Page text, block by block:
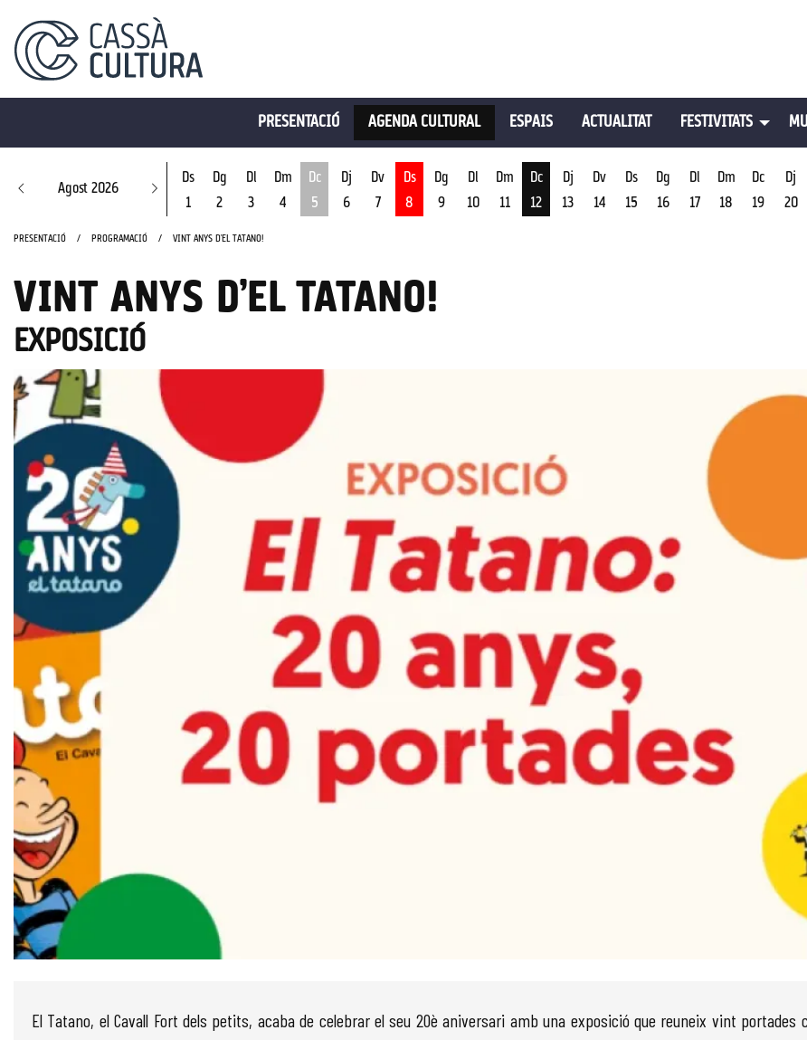
PRESENTACIÓ AGENDA CULTURAL ESPAIS ACTUALITAT FESTIVITATS
Agost 2026
Ds
1
Dg
2
Dl
3
Dm
4
Dc
5
Dj
6
Dv
7
Ds
8
Dg
9
Dl
10
Dm
11
Dc
12
Dj
13
Dv
14
Ds
15
Dg
16
Dl
17
Dm
18
Dc
19
Dj
20
PRESENTACIÓ PROGRAMACIÓ VINT ANYS D’EL TATANO!
VINT ANYS D’EL TATANO!
EXPOSICIÓ
El Tatano, el Cavall Fort dels petits, acaba de celebrar el seu 20è aniversari amb una exposició que reuneix vint portades